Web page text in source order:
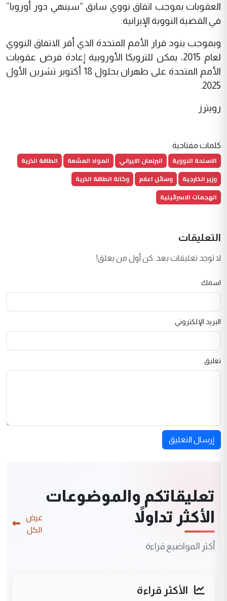
العقوبات بموجب اتفاق نووي سابق “سينهي دور أوروبا”
في القضية النووية الإيرانية.
وبموجب بنود قرار الأمم المتحدة الذي أقر الاتفاق النووي
لعام 2015، يمكن للترويكا الأوروبية إعادة فرض عقوبات
الأمم المتحدة على طهران بحلول 18 أكتوبر تشرين الأول
2025.
رويترز
كلمات مفتاحية
الاسلحة النووية البرلمان الايراني المواد المشعة
الطاقة الذرية
وزير الخارجية
وسائل اعلام
وكالة الطاقة الذرية
الهجمات الاسرائيلية
التعليقات
لا توجد تعليقات بعد. كن أول من يعلق!
اسمك
البريد الإلكتروني
تعليق
إرسال التعليق
تعليقاتكم والموضوعات
الأكثر تداولاً
أكثر المواضيع قراءة
عرض
الكل
الأكثر قراءة